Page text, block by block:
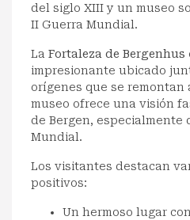
del siglo XIII y un museo
II Guerra Mundial.
La Fortaleza de Bergenhus
impresionante ubicado
orígenes que se remontan
museo ofrece una visión
de Bergen, especialmente
Mundial.
Los visitantes destacan
positivos:
Un hermoso lugar